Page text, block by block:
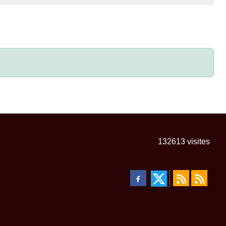
132613 visites